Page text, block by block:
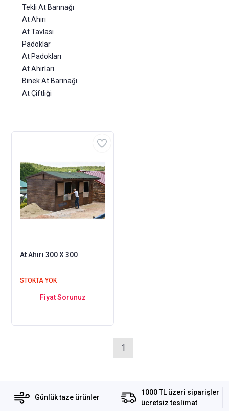
Tekli At Barınağı
At Ahırı
At Tavlası
Padoklar
At Padokları
At Ahırları
Binek At Barınağı
At Çiftliği
At Ahırı 300 X 300
STOKTA YOK
Fiyat Sorunuz
1
Günlük taze ürünler
1000 TL üzeri siparişler
ücretsiz teslimat